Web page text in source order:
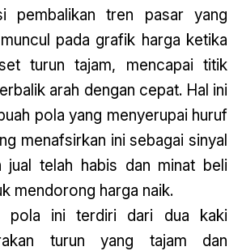
pembalikan tren pasar yang
pada grafik harga ketika
turun tajam, mencapai titik
arah dengan cepat. Hal ini
pola yang menyerupai huruf
menafsirkan ini sebagai sinyal
jual telah habis dan minat beli
mendorong harga naik.
pola ini terdiri dari dua kaki
turun yang tajam dan